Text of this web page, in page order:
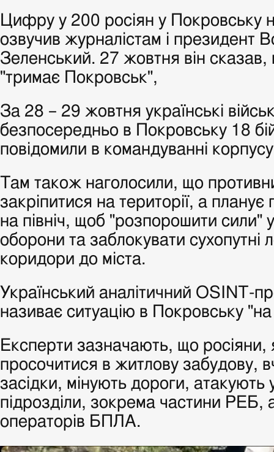
Цифру у 200 росіян у Покровську
озвучив журналістам і президент
Зеленський. 27 жовтня він сказав,
"тримає Покровськ",
За 28 – 29 жовтня українські
безпосередньо в Покровську 18
повідомили в командуванні
Там також наголосили, що
закріпитися на території, а планує
на північ, щоб "розпорошити сили"
оборони та заблокувати сухопутні
коридори до міста.
Український аналітичний OSINT-
називає ситуацію в Покровську
Експерти зазначають, що росіяни,
просочитися в житлову забудову,
засідки, мінують дороги, атакують
підрозділи, зокрема частини РЕБ,
операторів БПЛА.